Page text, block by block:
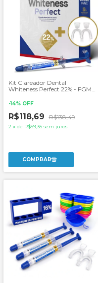
Kit Clareador Dental
Whiteness Perfect 22% - FGM
-14% OFF
R$118,69 R$138,49
2 x de R$59,35 sem juros